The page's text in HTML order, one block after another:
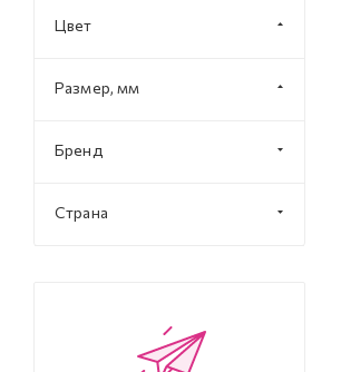
Цвет
Размер, мм
Бренд
Страна